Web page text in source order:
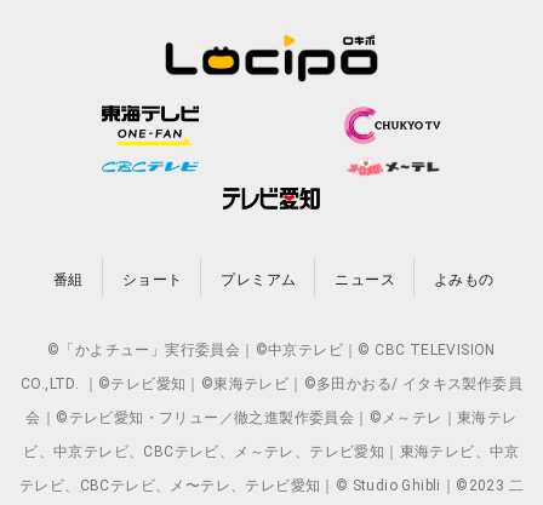
番組 ショート プレミアム ニュース よみもの
©「かよチュー」実行委員会｜©中京テレビ｜© CBC TELEVISION
CO.,LTD. ｜©テレビ愛知｜©東海テレビ｜©多田かおる/ イタキス製作委員
会｜©テレビ愛知・フリュー／徹之進製作委員会｜©メ～テレ｜東海テレ
ビ、中京テレビ、CBCテレビ、メ～テレ、テレビ愛知｜東海テレビ、中京
テレビ、CBCテレビ、メ〜テレ、テレビ愛知｜© Studio Ghibli｜©2023 二